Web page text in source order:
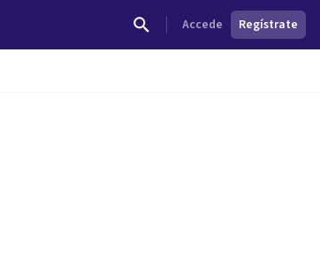
Accede Regístrate